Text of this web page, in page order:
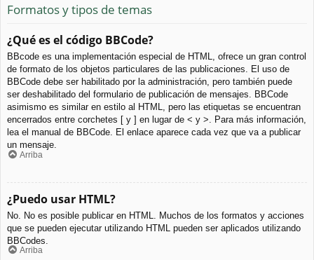
Formatos y tipos de temas
¿Qué es el código BBCode?
BBcode es una implementación especial de HTML, ofrece un gran control
de formato de los objetos particulares de las publicaciones. El uso de
BBCode debe ser habilitado por la administración, pero también puede
ser deshabilitado del formulario de publicación de mensajes. BBCode
asimismo es similar en estilo al HTML, pero las etiquetas se encuentran
encerrados entre corchetes [ y ] en lugar de < y >. Para más información,
lea el manual de BBCode. El enlace aparece cada vez que va a publicar
un mensaje.
Arriba
¿Puedo usar HTML?
No. No es posible publicar en HTML. Muchos de los formatos y acciones
que se pueden ejecutar utilizando HTML pueden ser aplicados utilizando
BBCodes.
Arriba